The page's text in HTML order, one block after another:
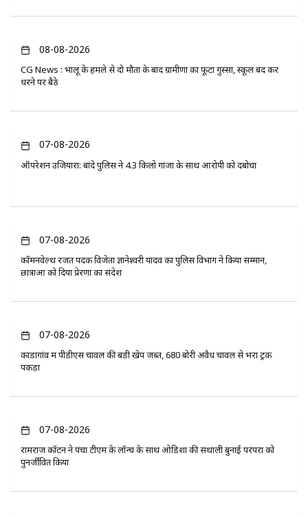
08-08-2026
CG News : भालू के हमले से दो मौतों के बाद ग्रामीणों का फूटा गुस्सा, स्कूल बंद कर
धरने पर बैठे
07-08-2026
ऑपरेशन उजियारा: बांदे पुलिस ने 4.3 किलो गांजा के साथ आरोपी को दबोचा
07-08-2026
कॉमनवेल्थ रजत पदक विजेता ज्ञानेश्वरी यादव का पुलिस विभाग ने किया सम्मान,
छात्राओं को दिया प्रेरणा का संदेश
07-08-2026
कोंडागांव में पीडीएस चावल की बड़ी खेप जब्त, 680 बोरी अवैध चावल से भरा ट्रक
पकड़ा
07-08-2026
रामराज कॉटन ने पंचा टीएम के लॉन्च के साथ ओडिशा की संथाली बुनाई परंपरा को
पुनर्जीवित किया